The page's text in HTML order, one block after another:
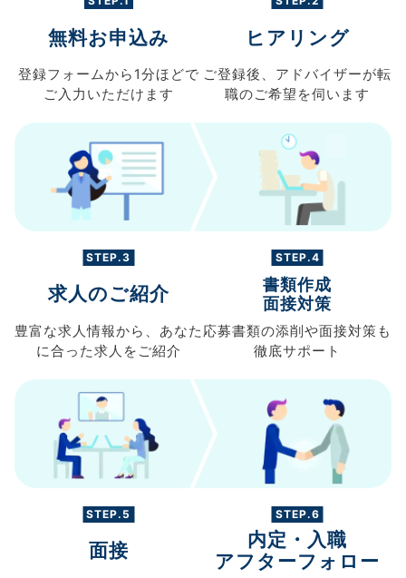
無料お申込み
登録フォームから 1分ほどで
ご入力 いただけます
ヒアリング
ご登録後、 アドバイザーが転
職のご希望を伺います
STEP.3
求人のご紹介
豊富な求人情報から、 あなた
に合った求人を ご紹介
STEP.4
書類作成
面接対策
応募書類の添削や面接対策も
徹底サポート
STEP.5
面接
STEP.6
内定・入職
アフターフォロー